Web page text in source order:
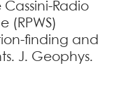
Radio
(RPWS)
finding and
J. Geophys.